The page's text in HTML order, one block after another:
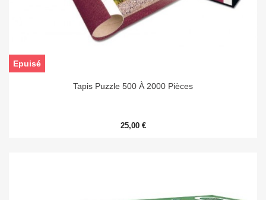
Tapis Puzzle 500 À 2000 Pièces
25,00 €
Epuisé